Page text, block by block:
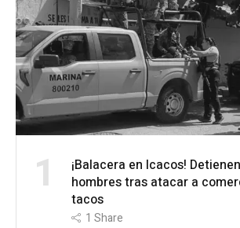
1
¡Balacera en Icacos!
hombres tras atacar a
tacos
1 Share